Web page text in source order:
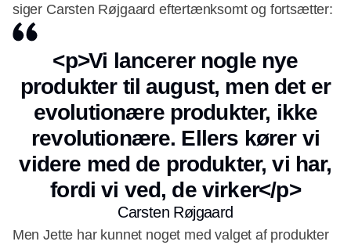
siger Carsten Røjgaard eftertænksomt og fortsætter:
<p>Vi lancerer nogle nye
produkter til august, men det er
evolutionære produkter, ikke
revolutionære. Ellers kører vi
videre med de produkter, vi har,
fordi vi ved, de virker</p>
Carsten Røjgaard
Men Jette har kunnet noget med valget af produkter